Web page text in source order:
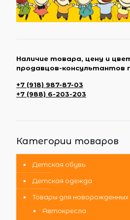
Наличие товара, цену и
продавцов-консультантов
+7 (918) 987-87-03
+7 (988) 6-203-203
Категории товаров
Детская обувь
Детская одежда
Товары для новорожденных
Автокресла